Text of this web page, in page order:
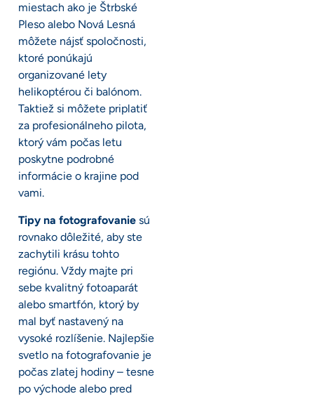
miestach ako je Štrbské
Pleso alebo Nová Lesná
môžete nájsť spoločnosti,
ktoré ponúkajú
organizované lety
helikoptérou či balónom.
Taktiež si môžete priplatiť
za profesionálneho pilota,
ktorý vám počas letu
poskytne podrobné
informácie o krajine pod
vami.
Tipy na fotografovanie sú
rovnako dôležité, aby ste
zachytili krásu tohto
regiónu. Vždy majte pri
sebe kvalitný fotoaparát
alebo smartfón, ktorý by
mal byť nastavený na
vysoké rozlíšenie. Najlepšie
svetlo na fotografovanie je
počas zlatej hodiny – tesne
po východe alebo pred